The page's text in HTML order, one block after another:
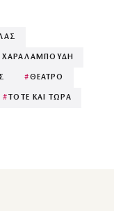
ΧΑΡΑΛΑΜΠΟΥΔΗ
#ΘΕΑΤΡΟ
# ΤΟΤΕ ΚΑΙ ΤΩΡΑ